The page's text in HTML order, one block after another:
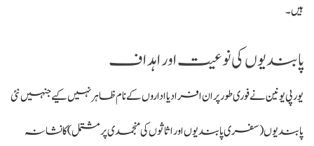
ہیں۔
پابندیوں کی نوعیت اور اہداف
یورپی یونین نے فوری طور پر ان افراد یا اداروں کے نام ظاہر نہیں کیے جنہیں نئی
پابندیوں (سفری پابندیوں اور اثاثوں کی منجمدی پر مشتمل) کا نشانہ